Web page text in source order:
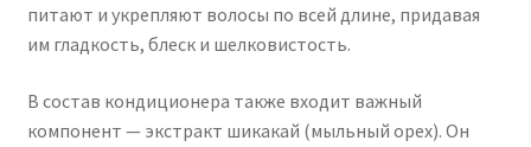
питают и укрепляют волосы по всей длине, придавая
им гладкость, блеск и шелковистость.
В состав кондиционера также входит важный
компонент — экстракт шикакай (мыльный орех). Он